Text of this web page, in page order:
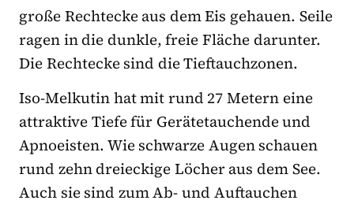
große Rechtecke aus dem Eis gehauen. Seile
ragen in die dunkle, freie Fläche darunter.
Die Rechtecke sind die Tieftauchzonen.
Iso-Melkutin hat mit rund 27 Metern eine
attraktive Tiefe für Gerätetauchende und
Apnoeisten. Wie schwarze Augen schauen
rund zehn dreieckige Löcher aus dem See.
Auch sie sind zum Ab- und Auftauchen